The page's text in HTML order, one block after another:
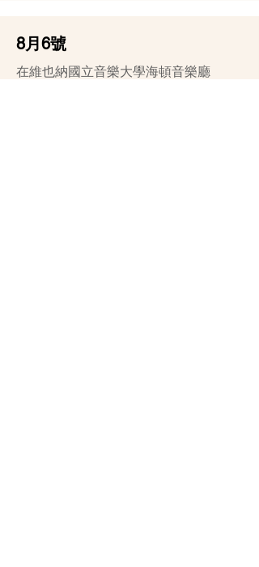
8月6號
在維也納國立音樂大學海頓音樂廳